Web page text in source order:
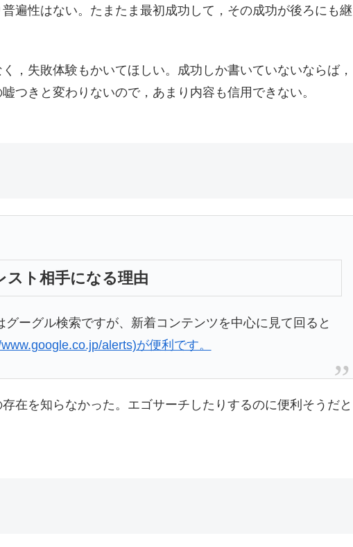
遍性はない。たまたま最初成功して，その成功が後ろにも継
，失敗体験もかいてほしい。成功しか書いていないならば，
つきと変わりないので，あまり内容も信用できない。
スト相手になる理由
ーグル検索ですが、新着コンテンツを中心に見て回ると
alerts)が便利です。
在を知らなかった。エゴサーチしたりするのに便利そうだと